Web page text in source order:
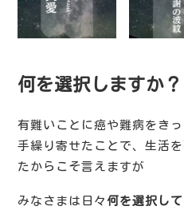
何を選択しますか？
有難いことに癌や難病をき
手繰り寄せたことで、生活
たからこそ言えますが
みなさまは日々 何を選択し